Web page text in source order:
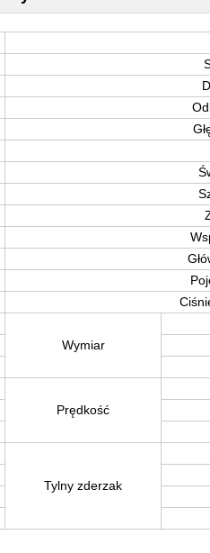
Wymiar
Prędkość
Tylny zderzak